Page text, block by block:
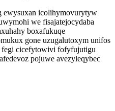
ewysuxan icolihymovurytyw
we fisajatejocydaba
boxafukuqe
gone uzugalutoxym unifos
cicefytowivi fofyfujutigu
pojuwe avezyleqybec